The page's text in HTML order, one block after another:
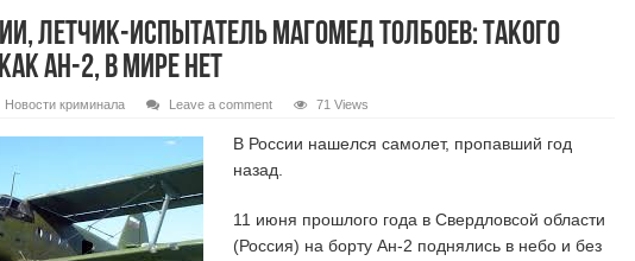
летчик-испытатель Магомед Толбоев: такого
Ан-2, в мире нет
Новости криминала Leave a comment 71 Views
В России нашелся самолет, пропавший год
назад.
11 июня прошлого года в Свердловсой области
(Россия) на борту Ан-2 поднялись в небо и без